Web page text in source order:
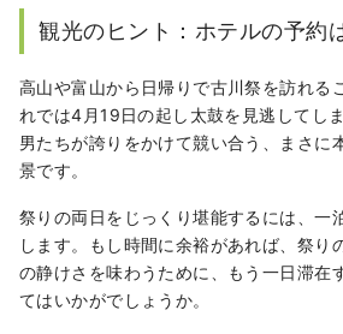
観光のヒント：ホテルの予約
高山や富山から日帰りで古川祭を訪れる
れでは4月19日の起し太鼓を見逃してし
男たちが誇りをかけて競い合う、まさに
景です。
祭りの両日をじっくり堪能するには、一
します。もし時間に余裕があれば、祭り
の静けさを味わうために、もう一日滞在
てはいかがでしょうか。